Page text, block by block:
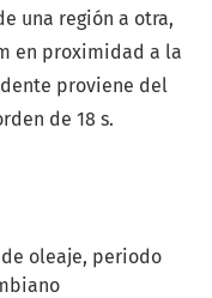
oleaje periodo
una región a otra,
en proximidad a la
proviene del
de 18 s.